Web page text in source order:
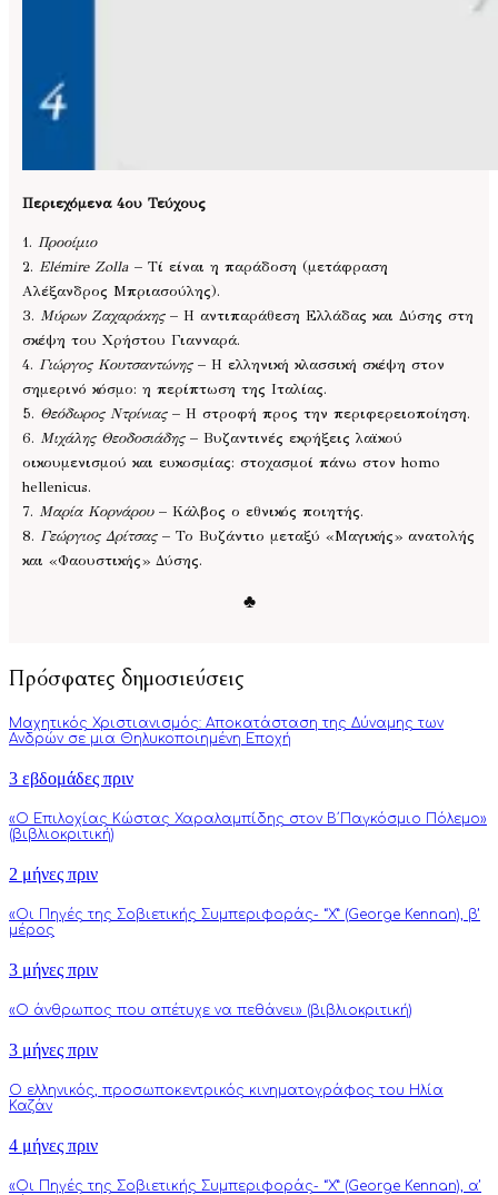
Περιεχόμενα 4ου Τεύχους
1. Προοίμιο
2. Elémire Zolla – Τί είναι η παράδοση (μετάφραση
Αλέξανδρος Μπριασούλης).
3. Μύρων Ζαχαράκης– Η αντιπαράθεση Ελλάδας και Δύσης στη
σκέψη του Χρήστου Γιανναρά.
4. Γιώργος Κουτσαντώνης– Η ελληνική κλασσική σκέψη στον
σημερινό κόσμο: η περίπτωση της Ιταλίας.
5. Θεόδωρος Ντρίνιας– Η στροφή προς την περιφερειοποίηση.
6. Μιχάλης Θεοδοσιάδης– Βυζαντινές εκρήξεις λαϊκού
οικουμενισμού και ευκοσμίας: στοχασμοί πάνω στον homo
hellenicus.
7. Μαρία Κορνάρου– Κάλβος ο εθνικός ποιητής.
8. Γεώργιος Δρίτσας– Το Βυζάντιο μεταξύ «Μαγικής» ανατολής
και «Φαουστικής» Δύσης.
♣
Πρόσφατες δημοσιεύσεις
Μαχητικός Χριστιανισμός: Αποκατάσταση της Δύναμης των
Ανδρών σε μια Θηλυκοποιημένη Εποχή
3 εβδομάδες πριν
«Ο Επιλοχίας Κώστας Χαραλαμπίδης στον Β΄Παγκόσμιο Πόλεμο»
(βιβλιοκριτική)
2 μήνες πριν
«Οι Πηγές της Σοβιετικής Συμπεριφοράς- “Χ” (George Kennan), β’
μέρος
3 μήνες πριν
«Ο άνθρωπος που απέτυχε να πεθάνει» (βιβλιοκριτική)
3 μήνες πριν
Ο ελληνικός, προσωποκεντρικός κινηματογράφος του Ηλία
Καζάν
4 μήνες πριν
«Οι Πηγές της Σοβιετικής Συμπεριφοράς- “Χ” (George Kennan), α’